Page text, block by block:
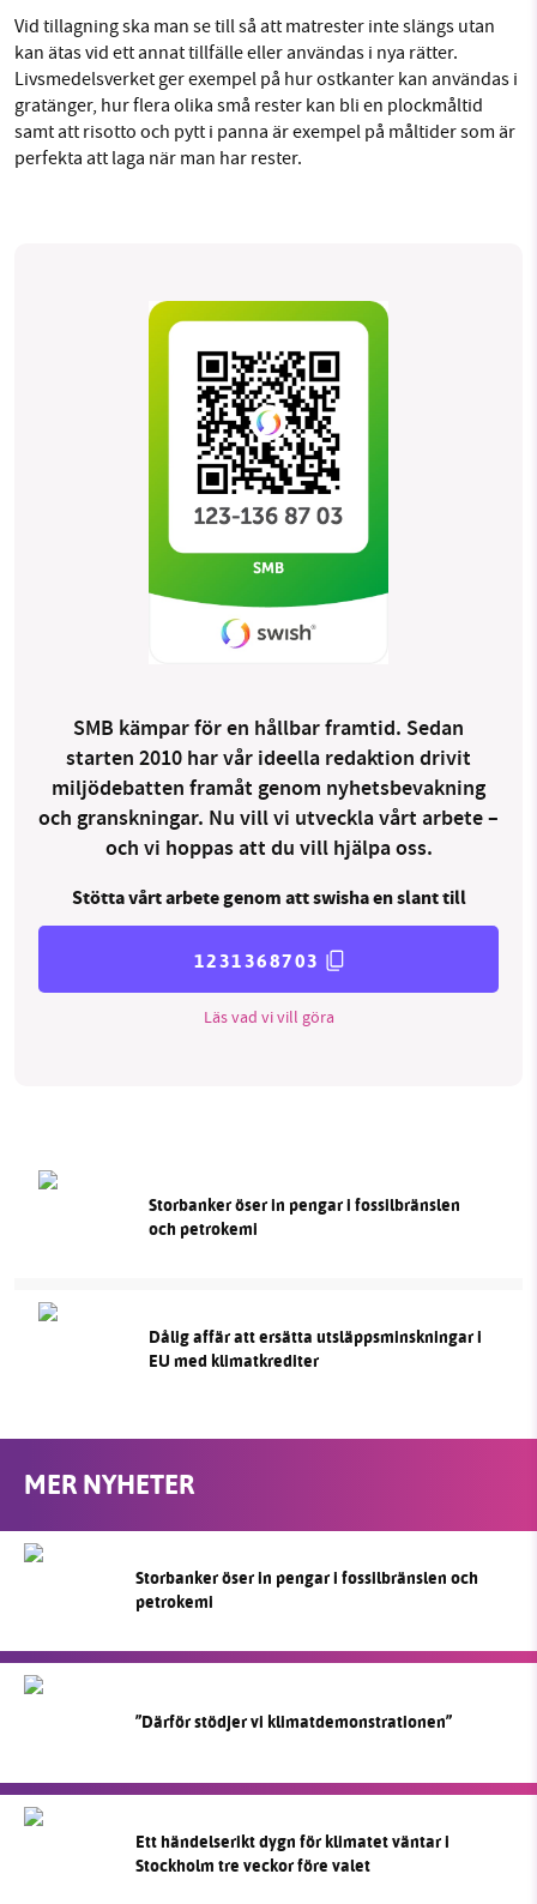
Vid tillagning ska man se till så att matrester inte slängs utan
kan ätas vid ett annat tillfälle eller användas i nya rätter.
Livsmedelsverket ger exempel på hur ostkanter kan användas i
gratänger, hur flera olika små rester kan bli en plockmåltid
samt att risotto och pytt i panna är exempel på måltider som är
perfekta att laga när man har rester.
SMB kämpar för en hållbar framtid. Sedan
starten 2010 har vår ideella redaktion drivit
miljödebatten framåt genom nyhetsbevakning
och granskningar. Nu vill vi utveckla vårt arbete –
och vi hoppas att du vill hjälpa oss.
Stötta vårt arbete genom att swisha en slant till
1231368703
Läs vad vi vill göra
Storbanker öser in pengar i fossilbränslen
och petrokemi
Dålig affär att ersätta utsläppsminskningar i
EU med klimatkrediter
MER NYHETER
Storbanker öser in pengar i fossilbränslen och
petrokemi
”Därför stödjer vi klimatdemonstrationen”
Ett händelserikt dygn för klimatet väntar i
Stockholm tre veckor före valet